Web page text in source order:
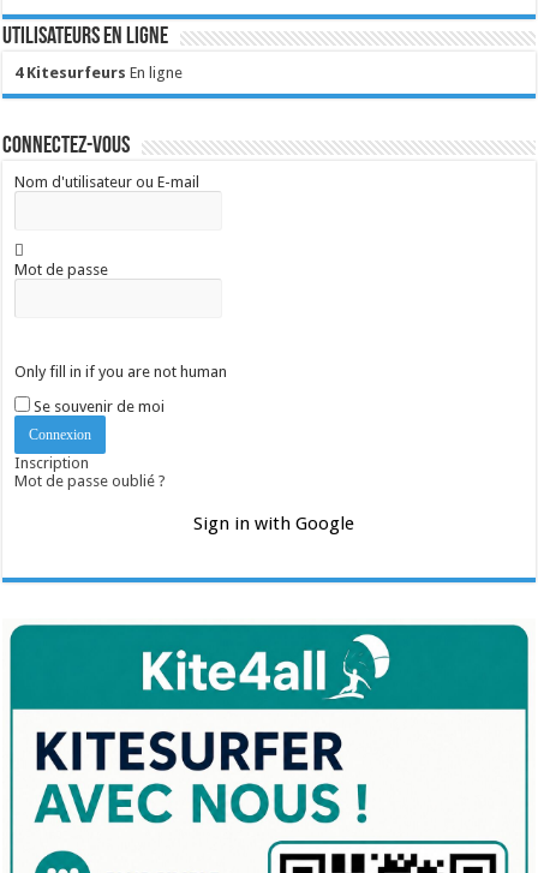
Utilisateurs en ligne
4 Kitesurfeurs En ligne
Connectez-vous
Nom d'utilisateur ou E-mail
Mot de passe
Only fill in if you are not human
Se souvenir de moi
Inscription
Mot de passe oublié ?
Sign in with Google